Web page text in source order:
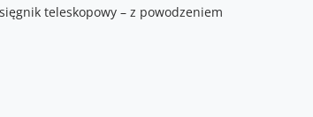
teleskopowy – z powodzeniem